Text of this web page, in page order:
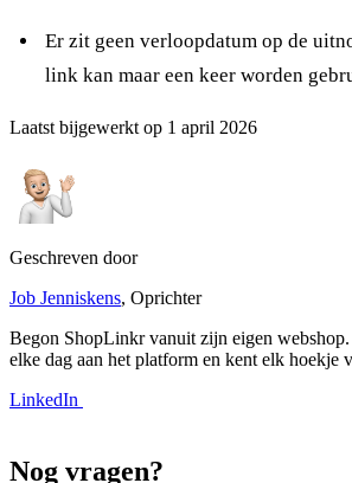
Er zit geen verloopdatum op de
link kan maar een keer worden
Laatst bijgewerkt op 1 april 2026
Geschreven door
Job Jenniskens, Oprichter
Begon ShopLinkr vanuit zijn eigen
elke dag aan het platform en kent elk hoekje
LinkedIn
Nog vragen?